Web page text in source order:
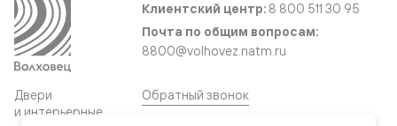
Двери
и интерьерные
Клиентский центр: 8 800 511 30 95
Почта по общим вопросам:
8800@volhovez.natm.ru
Обратный звонок